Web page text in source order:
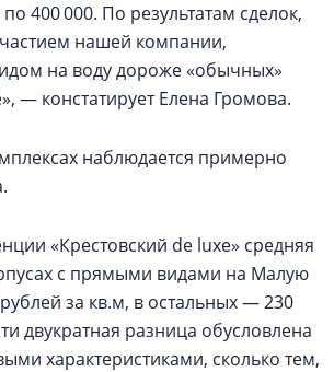
400 000. По результатам сделок,
нашей компании,
на воду дороже «обычных»
— констатирует Елена Громова.
наблюдается примерно
«Крестовский de luxe» средняя
с прямыми видами на Малую
за кв.м, в остальных — 230
двукратная разница обусловлена
характеристиками, сколько тем,